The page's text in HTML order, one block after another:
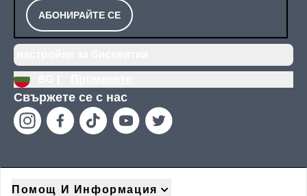
АБОНИРАЙТЕ СЕ
Свържете се с нас
Помощ И Информация